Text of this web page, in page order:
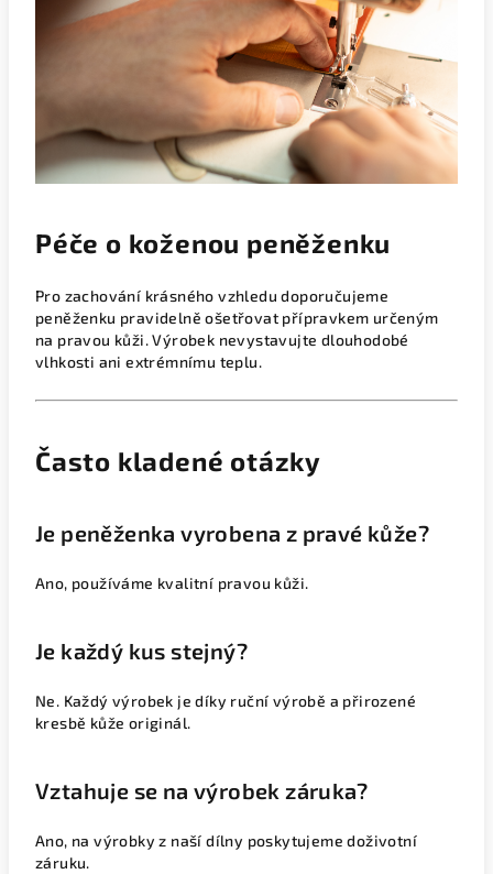
Péče o koženou peněženku
Pro zachování krásného vzhledu doporučujeme
peněženku pravidelně ošetřovat přípravkem určeným
na pravou kůži. Výrobek nevystavujte dlouhodobé
vlhkosti ani extrémnímu teplu.
Často kladené otázky
Je peněženka vyrobena z pravé kůže?
Ano, používáme kvalitní pravou kůži.
Je každý kus stejný?
Ne. Každý výrobek je díky ruční výrobě a přirozené
kresbě kůže originál.
Vztahuje se na výrobek záruka?
Ano, na výrobky z naší dílny poskytujeme doživotní
záruku.